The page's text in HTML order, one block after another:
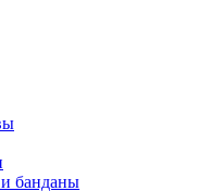
банданы